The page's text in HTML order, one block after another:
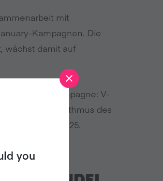
mit
Kampagnen. Die
wächst damit auf
Schwesterkampagne: V-
Jahresrhythmus des
31. März 2025.
you